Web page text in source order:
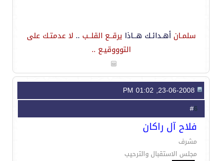
سلمـان أهـدائـك هــاذا يرقــع القلــب .. لا عدمتـك على
التوووقيـع ..
6
فلاح آل راكان
مشرف
مجلس الاستقبال والترحيب